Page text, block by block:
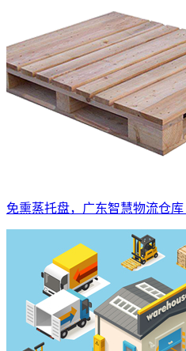
免熏蒸托盘，广东智慧物流仓